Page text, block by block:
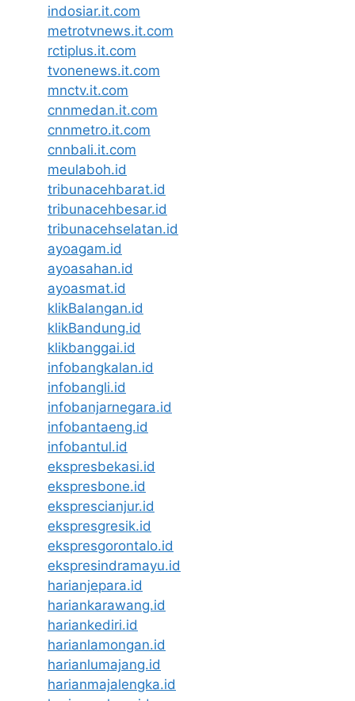
indosiar.it.com
metrotvnews.it.com
rctiplus.it.com
tvonenews.it.com
mnctv.it.com
cnnmedan.it.com
cnnmetro.it.com
cnnbali.it.com
meulaboh.id
tribunacehbarat.id
tribunacehbesar.id
tribunacehselatan.id
ayoagam.id
ayoasahan.id
ayoasmat.id
klikBalangan.id
klikBandung.id
klikbanggai.id
infobangkalan.id
infobangli.id
infobanjarnegara.id
infobantaeng.id
infobantul.id
ekspresbekasi.id
ekspresbone.id
eksprescianjur.id
ekspresgresik.id
ekspresgorontalo.id
ekspresindramayu.id
harianjepara.id
hariankarawang.id
hariankediri.id
harianlamongan.id
harianlumajang.id
harianmajalengka.id